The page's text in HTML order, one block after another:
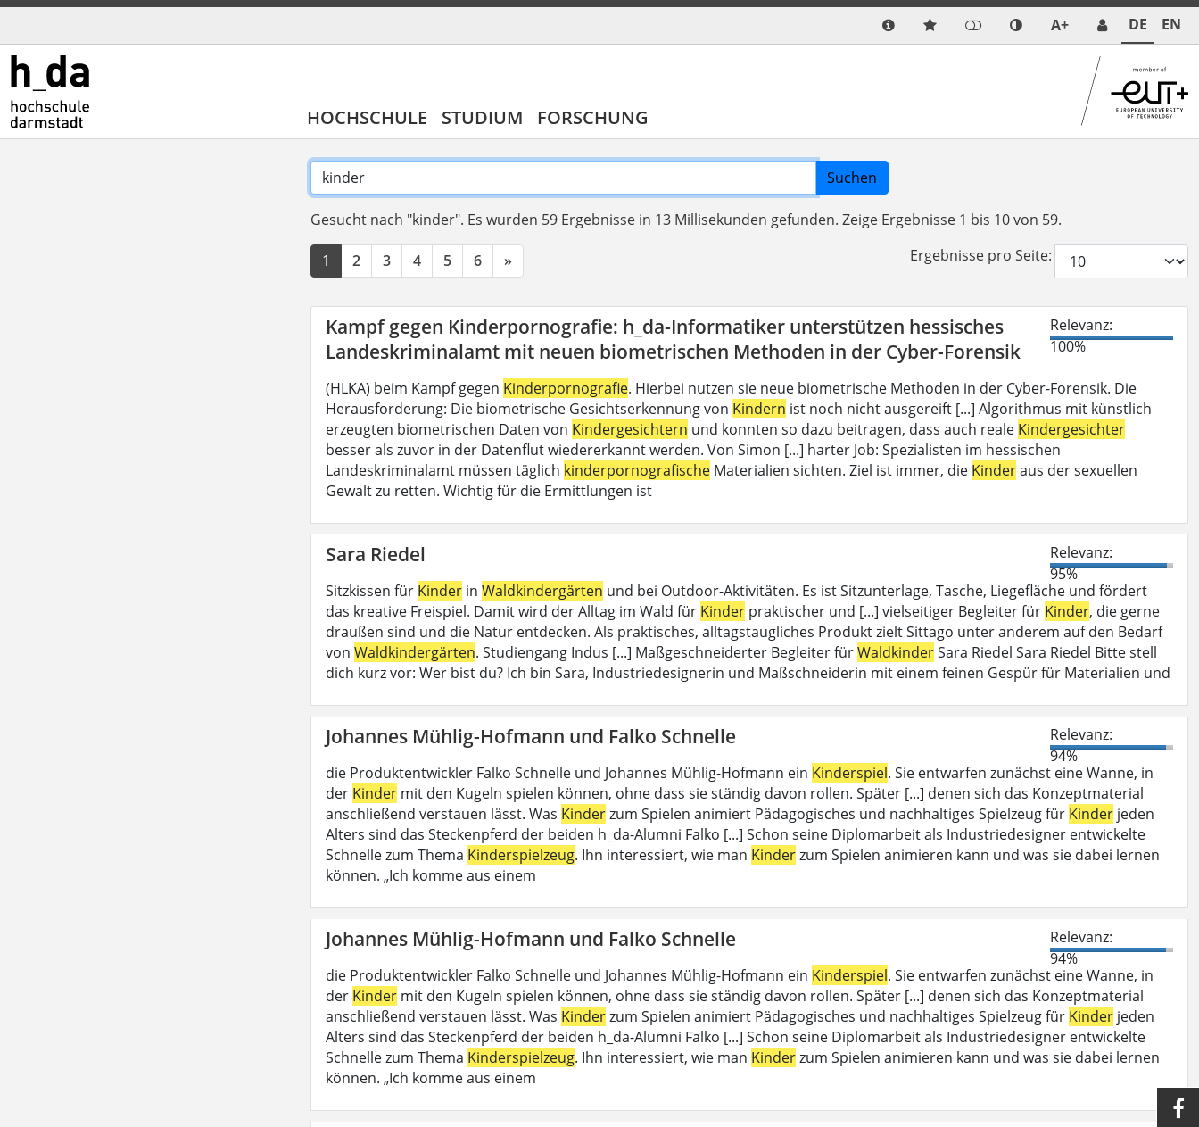
A+ DE EN
HOCHSCHULE STUDIUM FORSCHUNG
Suchen
Gesucht nach "kinder". Es wurden 59 Ergebnisse in 13 Millisekunden gefunden. Zeige Ergebnisse 1 bis 10 von 59.
1 2 3 4 5 6 » Ergebnisse pro Seite:
Kampf gegen Kinderpornografie: h_da-Informatiker unterstützen hessisches
Landeskriminalamt mit neuen biometrischen Methoden in der Cyber-Forensik
Relevanz:
100%
(HLKA) beim Kampf gegen Kinderpornografie. Hierbei nutzen sie neue biometrische Methoden in der Cyber-Forensik. Die
Herausforderung: Die biometrische Gesichtserkennung von Kindern ist noch nicht ausgereift [...] Algorithmus mit künstlich
erzeugten biometrischen Daten von Kindergesichtern und konnten so dazu beitragen, dass auch reale Kindergesichter
besser als zuvor in der Datenflut wiedererkannt werden. Von Simon [...] harter Job: Spezialisten im hessischen
Landeskriminalamt müssen täglich kinderpornografische Materialien sichten. Ziel ist immer, die Kinderaus der sexuellen
Gewalt zu retten. Wichtig für die Ermittlungen ist
Sara Riedel
Relevanz:
95%
Sitzkissen für Kinder in Waldkindergärten und bei Outdoor-Aktivitäten. Es ist Sitzunterlage, Tasche, Liegefläche und fördert
das kreative Freispiel. Damit wird der Alltag im Wald für Kinder praktischer und [...] vielseitiger Begleiter für Kinder, die gerne
draußen sind und die Natur entdecken. Als praktisches, alltagstaugliches Produkt zielt Sittago unter anderem auf den Bedarf
von Waldkindergärten. Studiengang Indus [...] Maßgeschneiderter Begleiter fürWaldkinderSara Riedel Sara Riedel Bitte stell
dich kurz vor: Wer bist du? Ich bin Sara, Industriedesignerin und Maßschneiderin mit einem feinen Gespür für Materialien und
Johannes Mühlig-Hofmann und Falko Schnelle
Relevanz:
94%
die Produktentwickler Falko Schnelle und Johannes Mühlig-Hofmann ein Kinderspiel. Sie entwarfen zunächst eine Wanne, in
der Kinder mit den Kugeln spielen können, ohne dass sie ständig davon rollen. Später [...] denen sich das Konzeptmaterial
anschließend verstauen lässt. Was Kinderzum Spielen animiert Pädagogisches und nachhaltiges Spielzeug für Kinder jeden
Alters sind das Steckenpferd der beiden h_da-Alumni Falko [...] Schon seine Diplomarbeit als Industriedesigner entwickelte
Schnelle zum Thema Kinderspielzeug. Ihn interessiert, wie man Kinderzum Spielen animieren kann und was sie dabei lernen
können. „Ich komme aus einem
Johannes Mühlig-Hofmann und Falko Schnelle
Relevanz:
94%
die Produktentwickler Falko Schnelle und Johannes Mühlig-Hofmann ein Kinderspiel. Sie entwarfen zunächst eine Wanne, in
der Kinder mit den Kugeln spielen können, ohne dass sie ständig davon rollen. Später [...] denen sich das Konzeptmaterial
anschließend verstauen lässt. Was Kinderzum Spielen animiert Pädagogisches und nachhaltiges Spielzeug für Kinder jeden
Alters sind das Steckenpferd der beiden h_da-Alumni Falko [...] Schon seine Diplomarbeit als Industriedesigner entwickelte
Schnelle zum Thema Kinderspielzeug. Ihn interessiert, wie man Kinderzum Spielen animieren kann und was sie dabei lernen
können. „Ich komme aus einem
